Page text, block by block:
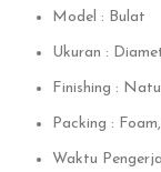
Model : Bulat
Ukuran :
Finishing :
Packing :
Waktu